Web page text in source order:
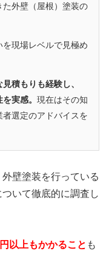
た外壁（屋根）塗装の
現場レベルで見極め
積もりも経験し、
実感。 現在はその知
選定のアドバイスを
壁塗装を行っている
ついて徹底的に調査し
以上もかかること も